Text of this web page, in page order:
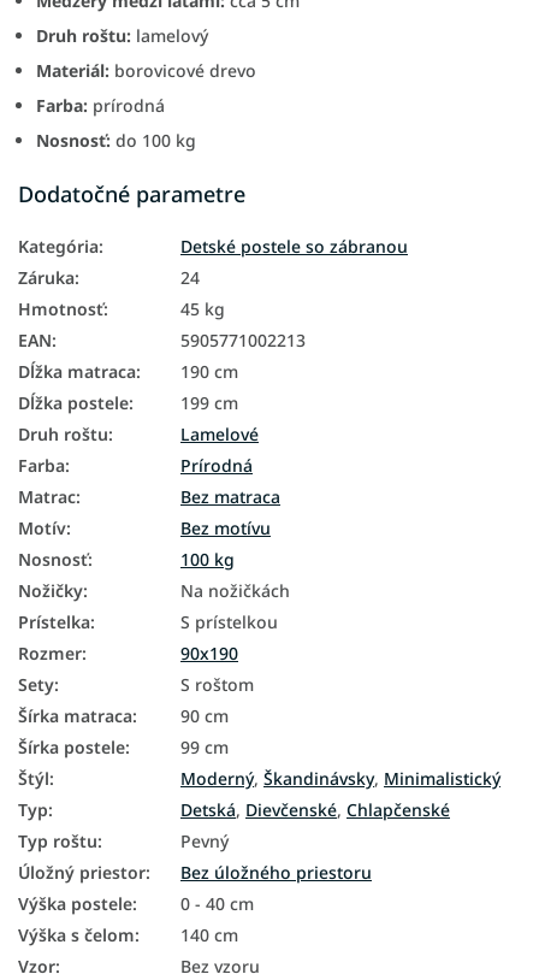
Druh roštu: lamelový
Materiál: borovicové drevo
Farba: prírodná
Nosnosť: do 100 kg
Dodatočné parametre
Kategória:
Detské postele so zábranou
Záruka:
24
Hmotnosť:
45 kg
EAN:
5905771002213
Dĺžka matraca:
190 cm
Dĺžka postele:
199 cm
Druh roštu:
Lamelové
Farba:
Prírodná
Matrac:
Bez matraca
Motív:
Bez motívu
Nosnosť:
100 kg
Nožičky:
Na nožičkách
Prístelka:
S prístelkou
Rozmer:
90x190
Sety:
S roštom
Šírka matraca:
90 cm
Šírka postele:
99 cm
Štýl: Moderný, Škandinávsky, Minimalistický
Typ: Detská, Dievčenské, Chlapčenské
Typ roštu:
Pevný
Úložný priestor:
Bez úložného priestoru
Výška postele:
0 - 40 cm
Výška s čelom:
140 cm
Vzor: Bez vzoru